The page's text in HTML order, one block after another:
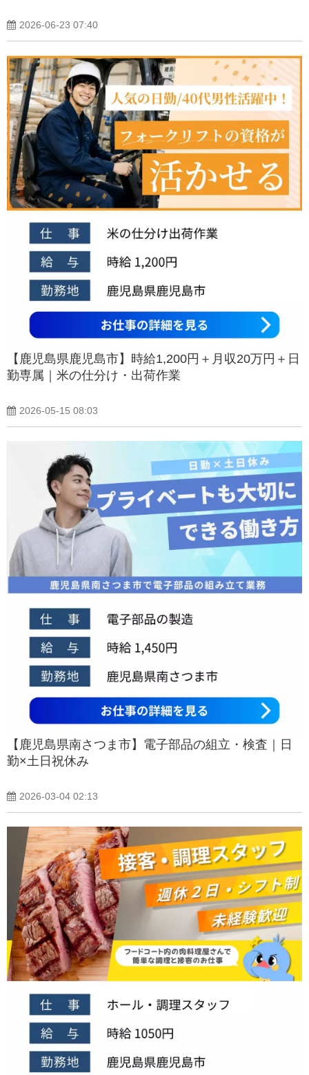
2026-06-23 07:40
【鹿児島県鹿児島市】時給1,200円＋月収20万円＋日
勤専属｜米の仕分け・出荷作業
2026-05-15 08:03
【鹿児島県南さつま市】電子部品の組立・検査｜日
勤×土日祝休み
2026-03-04 02:13